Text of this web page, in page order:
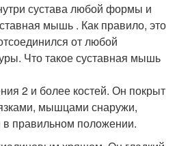
сустава любой формы и
мышь . Как правило, это
от любой
Что такое суставная мышь
2 и более костей. Он покрыт
мышцами снаружи,
в правильном положении.